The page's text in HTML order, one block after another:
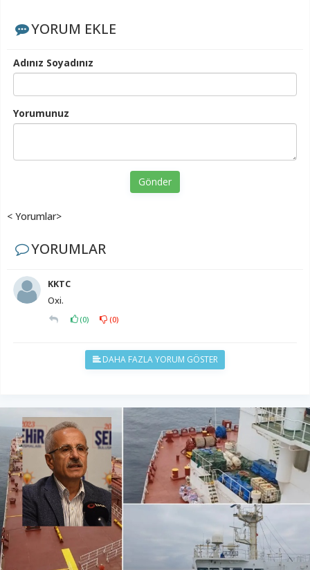
YORUM EKLE
Adınız Soyadınız
Yorumunuz
Gönder
< Yorumlar>
YORUMLAR
KKTC
Oxi.
(0) (0)
DAHA FAZLA YORUM GÖSTER